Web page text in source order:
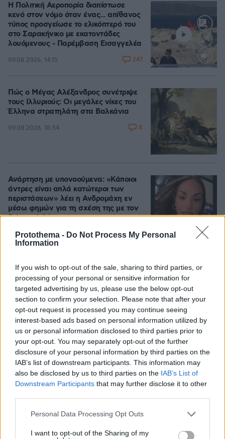
Protothema - Do Not Process My Personal
Information
If you wish to opt-out of the sale, sharing to third parties, or
processing of your personal or sensitive information for
targeted advertising by us, please use the below opt-out
section to confirm your selection. Please note that after your
opt-out request is processed you may continue seeing
interest-based ads based on personal information utilized by
us or personal information disclosed to third parties prior to
your opt-out. You may separately opt-out of the further
disclosure of your personal information by third parties on the
IAB’s list of downstream participants. This information may
also be disclosed by us to third parties on the IAB’s List of
Downstream Participants that may further disclose it to other
Please note that this website/app uses one or more Google
not limited to your visit or usage behaviour. You may click to
Personal Data Processing Opt Outs
I want to opt-out of the Sharing of my
Loaded
Η Πολιτική Αεροπορία διαπίστωσε
κενό στον νόμο όταν ένας... απίθανος
τύπος προσγείωσε το ελικόπτερό του
στο Σαρακήνικο με εκατοντάδες
λουόμενους - Παρέμβαση Εισαγγελέα
09.08.2026, 14:15 247
Πώς ο Μέγας Αλέξανδρος συνέτριψε
τους Ιλλυριούς: Οι μεγάλες νίκες του
Έλληνα στρατηλάτη στα Βαλκάνια
09.08.2026, 18:54 8
Ανάρτηση με υπονοούμενα: «Κάποιοι
άντρες είναι απλά κατώτεροι των
περιστάσεων» λέει η Ανδρομάχη εν
μέσω φημών για τη σχέση της με τον
Γιώργο Λιβάνη
09.08.2026, 15:57 28
Έλαμψαν οι Έλληνες στο φιλικό
Άρσεναλ - Ντόρτμουντ: Γκολάρα ο
Καρέτσας, ασίστ και κερδισμένο
πέναλτι ο Τζόλης, δείτε βίντεο
09.08.2026, 18:13 21
Σκιάθος: 15χρονος κατήγγειλε 17χρονο
για κατ' εξακολούθηση βιασμό και
εκβιασμό με βίντεο, τι περιέγραψε στις
Αρχές
09.08.2026, 16:54 46